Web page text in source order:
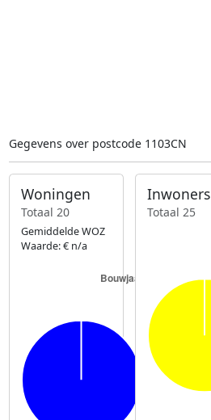
Gegevens over postcode 1103CN
Woningen
Totaal 20
Gemiddelde WOZ
Waarde: € n/a
Inwoners
Totaal 25